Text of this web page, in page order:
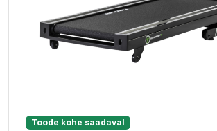
Toode kohe saadaval